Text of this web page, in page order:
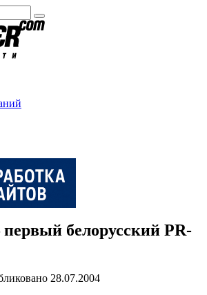
белорусский PR-
28.07.2004